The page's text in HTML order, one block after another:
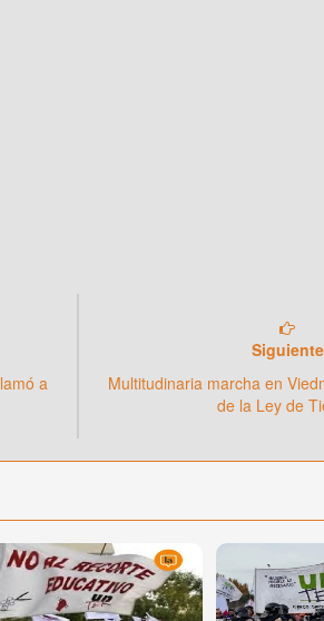
a
Siguiente
Multitudinaria marcha en
de la Ley de